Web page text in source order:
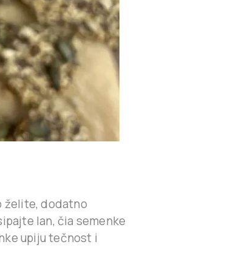
želite, dodatno
lan, čia semenke
upiju tečnost i